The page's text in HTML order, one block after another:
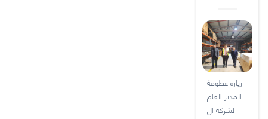
زيارة عطوفة
المدير العام
لشركة ال